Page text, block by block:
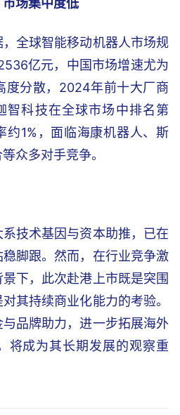
场集中度低
全球智能移动机器人市场规
亿元，中国市场增速尤为
度分散，2024年前十大厂商
智科技在全球市场中排名第
约1%，面临海康机器人、斯
众多对手竞争。
技术基因与资本助推，已在
脚跟。然而，在行业竞争激
下，此次赴港上市既是突围
其持续商业化能力的考验。
品牌助力，进一步拓展海外
将成为其长期发展的观察重